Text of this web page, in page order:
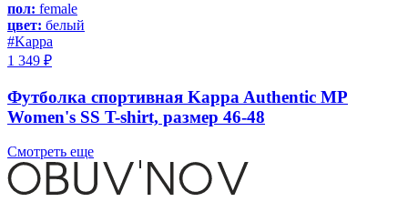
пол: female
цвет: белый
#Kappa
1 349 ₽
Футболка спортивная Kappa Authentic MP
Women's SS T-shirt, размер 46-48
Смотреть еще